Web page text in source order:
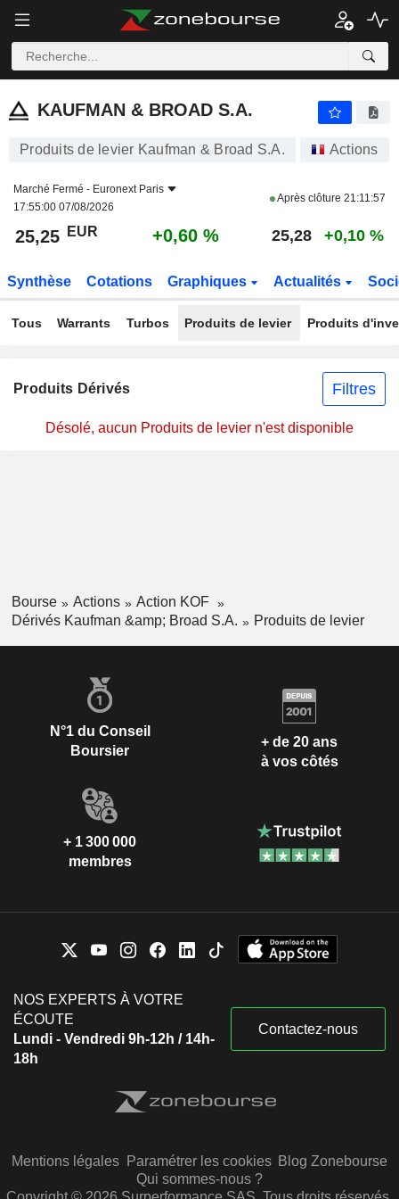
KAUFMAN & BROAD S.A.
KAUFMAN & BROAD S.A.
Produits de levier Kaufman & Broad S.A. Actions
Marché Fermé - Euronext Paris
17:55:00 07/08/2026
Après clôture 21:11:57
25,25 EUR +0,60 % 25,28 +0,10 %
Synthèse Cotations Graphiques Actualités
Tous Warrants Turbos Produits de levier Produits
Produits Dérivés Filtres
Désolé, aucun Produits de levier n'est disponible
Bourse Actions
Action KOF
Dérivés Kaufman &amp; Broad S.A.
Produits de levier
N°1 du Conseil
Boursier
+ de 20 ans
à vos côtés
+ 1 300 000
membres
NOS EXPERTS À VOTRE
ÉCOUTE
Lundi - Vendredi 9h-12h / 14h-
18h
Contactez-nous
Mentions légales Paramétrer les cookies Blog Zonebourse
Qui sommes-nous ?